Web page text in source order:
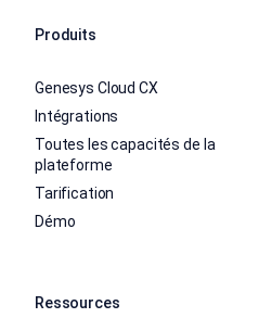
Produits
Genesys Cloud CX
Intégrations
Toutes les capacités de la
plateforme
Tarification
Démo
Ressources